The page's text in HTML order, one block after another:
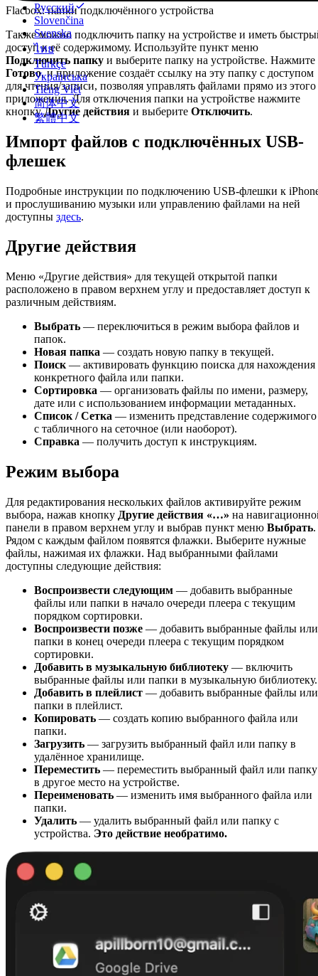
Русский
Slovenčina
Svenska
ไทย
Türkçe
Українська
Tiếng Việt
简体中文
繁體中文
Flacbox: папки подключённого устройства
Также можно подключить папку на устройстве и иметь
доступ к её содержимому. Используйте пункт меню
Подключить папку и выберите папку на устройстве. Нажмите
Готово, и приложение создаёт ссылку на эту папку с доступом
для чтения/записи, позволяя управлять файлами прямо из этого
приложения. Для отключения папки на устройстве нажмите
кнопкуДругие действия и выберите Отключить.
Импорт файлов с подключённых USB-
флешек
Подробные инструкции по подключению USB-флешки к
и прослушиванию музыки или управлению файлами на ней
доступны здесь.
Другие действия
Меню «Другие действия» для текущей открытой папки
расположено в правом верхнем углу и предоставляет доступ к
различным действиям.
Выбрать — переключиться в режим выбора файлов и
папок.
Новая папка — создать новую папку в текущей.
Поиск — активировать функцию поиска для нахождения
конкретного файла или папки.
Сортировка — организовать файлы по имени, размеру,
дате или с использованием информации метаданных.
Список / Сетка — изменить представление содержимого
с табличного на сеточное (или наоборот).
Справка — получить доступ к инструкциям.
Режим выбора
Для редактирования нескольких файлов активируйте режим
выбора, нажав кнопку Другие действия «…» на
панели в правом верхнем углу и выбрав пункт меню Выбрать.
Рядом с каждым файлом появятся флажки. Выберите нужные
файлы, нажимая их флажки. Над выбранными файлами
доступны следующие действия:
Воспроизвести следующим — добавить выбранные
файлы или папки в начало очереди плеера с текущим
порядком сортировки.
Воспроизвести позже — добавить выбранные файлы или
папки в конец очереди плеера с текущим порядком
сортировки.
Добавить в музыкальную библиотеку — включить
выбранные файлы или папки в музыкальную библиотеку.
Добавить в плейлист — добавить выбранные файлы или
папки в плейлист.
Копировать — создать копию выбранного файла или
папки.
Загрузить — загрузить выбранный файл или папку в
удалённое хранилище.
Переместить — переместить выбранный файл или папку
в другое место на устройстве.
Переименовать — изменить имя выбранного файла или
папки.
Удалить — удалить выбранный файл или папку с
устройства. Это действие необратимо.